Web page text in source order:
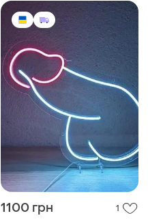
1100 грн 1